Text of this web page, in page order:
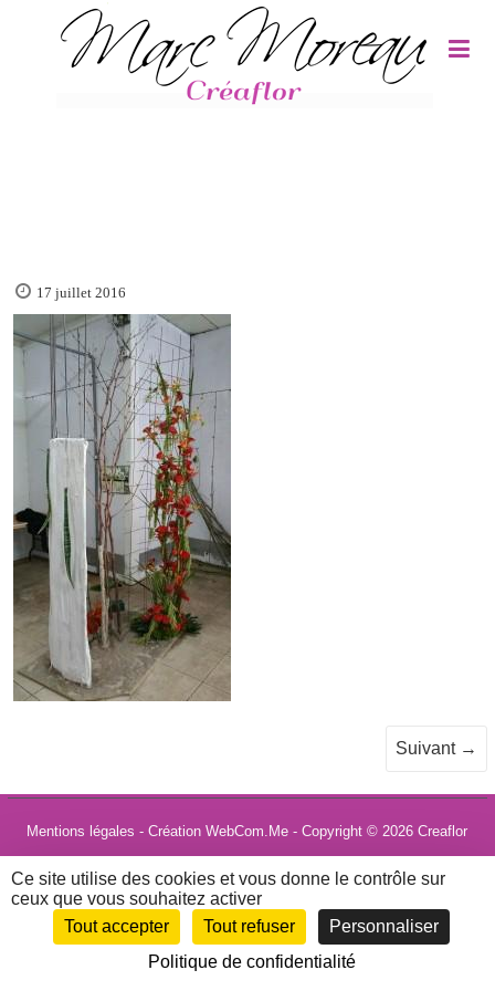
17 juillet 2016
Suivant →
Mentions légales - Création WebCom.Me - Copyright © 2026Creaflor
Panneau de gestion des cookies
Ce site utilise des cookies et vous donne le contrôle sur
ceux que vous souhaitez activer
Tout accepter
Tout refuser
Personnaliser
Politique de confidentialité